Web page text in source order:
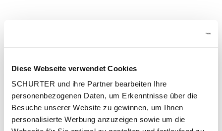
Diese Webseite verwendet Cookies
SCHURTER und ihre Partner bearbeiten Ihre
personenbezogenen Daten, um Erkenntnisse über die
Besuche unserer Website zu gewinnen, um Ihnen
personalisierte Werbung anzuzeigen sowie um die